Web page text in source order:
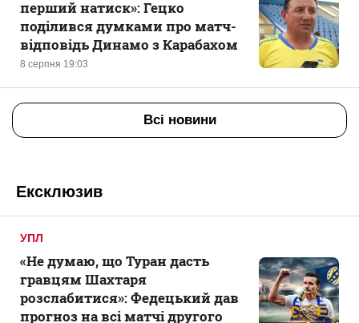
8 серпня 19:03
перший натиск»: Гецко
поділився думками про матч-
відповідь Динамо з Карабахом
Всі новини
Ексклюзив
УПЛ
«Не думаю, що Туран дасть
гравцям Шахтаря
розслабитися»: Федецький дав
прогноз на всі матчі другого